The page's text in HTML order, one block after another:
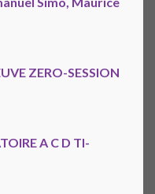
ZERO-SESSION
A C D TI-